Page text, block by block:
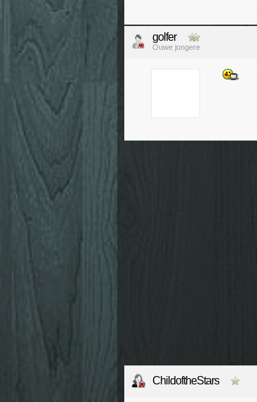
golfer
Ouwe jongere
ChildoftheStars